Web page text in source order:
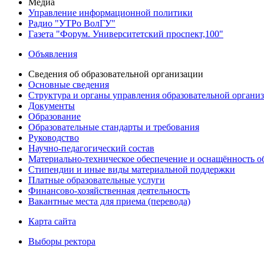
Медиа
Управление информационной политики
Радио "УТРо ВолГУ"
Газета "Форум. Университетский проспект,100"
Объявления
Сведения об образовательной организации
Основные сведения
Структура и органы управления образовательной
Документы
Образование
Образовательные стандарты и требования
Руководство
Научно-педагогический состав
Материально-техническое обеспечение и оснащённость
Стипендии и иные виды материальной поддержки
Платные образовательные услуги
Финансово-хозяйственная деятельность
Вакантные места для приема (перевода)
Карта сайта
Выборы ректора